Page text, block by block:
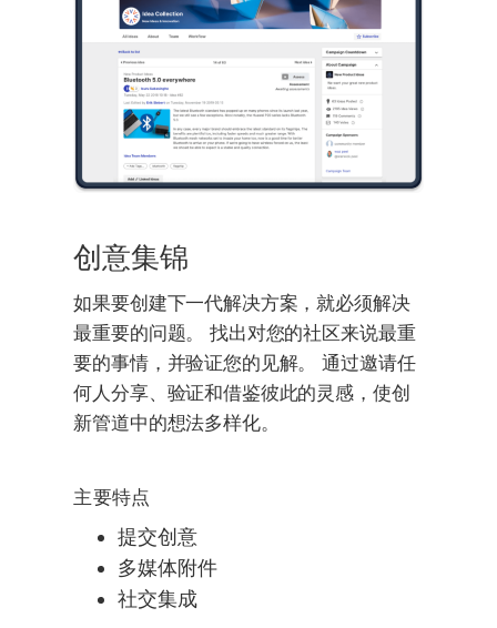
创意集锦
如果要创建下一代解决方案，就必须解决
最重要的问题。 找出对您的社区来说最重
要的事情，并验证您的见解。 通过邀请任
何人分享、验证和借鉴彼此的灵感，使创
新管道中的想法多样化。
主要特点
提交创意
多媒体附件
社交集成